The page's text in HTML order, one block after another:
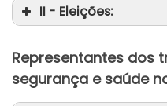
II - Eleições:
Representantes dos
segurança e saúde